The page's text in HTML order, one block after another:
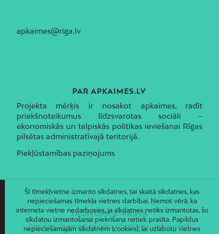
apkaimes@riga.lv
PAR APKAIMES.LV
Projekta mērķis ir nosakot apkaimes, radīt
priekšnoteikumus līdzsvarotas sociāli –
ekonomiskās un telpiskās politikas ieviešanai Rīgas
pilsētas administratīvajā teritorijā.
Piekļūstamības paziņojums
JAUNUMI E-PASTĀ
Piesakies un saņem jaunāko informāciju savā e-pastā!
Šī tīmekļvietne izmanto sīkdatnes, tai skaitā sīkdatnes, kas
nepieciešamas tīmekļa vietnes darbībai. Ņemot vērā, ka
interneta vietne nedarbosies, ja sīkdatnes netiks izmantotas, šo
sīkdatņu izmantošanai piekrišana netiek prasīta. Papildus
nepieciešamajām sīkdatnēm (cookies), lai uzlabotu vietnes